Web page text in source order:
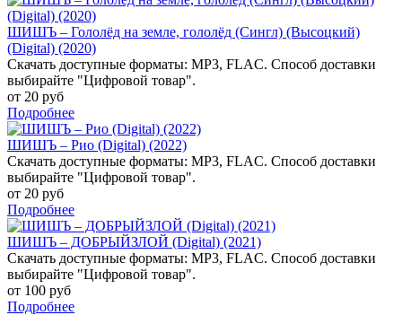
ШИШЪ – Гололёд на земле, гололёд (Сингл) (Высоцкий)
(Digital) (2020)
Скачать доступные форматы: MP3, FLAC. Способ доставки
выбирайте "Цифровой товар".
от 20 руб
Подробнее
ШИШЪ – Рио (Digital) (2022)
Скачать доступные форматы: MP3, FLAC. Способ доставки
выбирайте "Цифровой товар".
от 20 руб
Подробнее
ШИШЪ – ДОБРЫЙЗЛОЙ (Digital) (2021)
Скачать доступные форматы: MP3, FLAC. Способ доставки
выбирайте "Цифровой товар".
от 100 руб
Подробнее